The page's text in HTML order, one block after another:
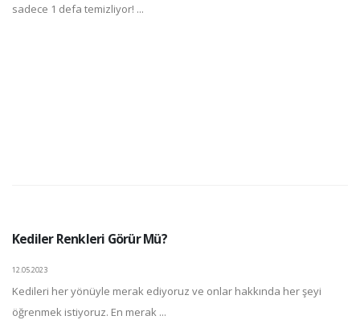
sadece 1 defa temizliyor! ...
Kediler Renkleri Görür Mü?
12.05.2023
Kedileri her yönüyle merak ediyoruz ve onlar hakkında her şeyi
öğrenmek istiyoruz. En merak ...